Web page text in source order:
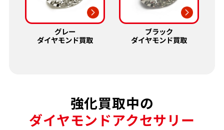
グレー
ダイヤモンド買取
ブラック
ダイヤモンド買取
強化買取中の
ダイヤモンドアクセサリー